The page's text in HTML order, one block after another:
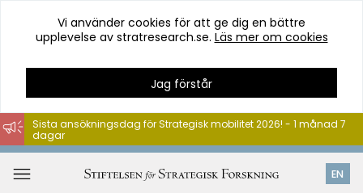
Hoppa
till
innehåll
Vi använder cookies för att ge dig en bättre
upplevelse av stratresearch.se. Läs mer om cookies
Jag förstår
EN
Sista ansökningsdag för Strategisk mobilitet 2026! - 1 månad 7
dagar